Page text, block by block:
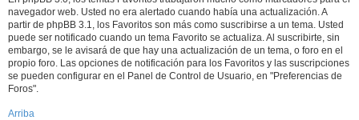
navegador web. Usted no era alertado cuando había una actualización. A
partir de phpBB 3.1, los Favoritos son más como suscribirse a un tema. Usted
puede ser notificado cuando un tema Favorito se actualiza. Al suscribirte, sin
embargo, se le avisará de que hay una actualización de un tema, o foro en el
propio foro. Las opciones de notificación para los Favoritos y las suscripciones
se pueden configurar en el Panel de Control de Usuario, en "Preferencias de
Foros".
Arriba